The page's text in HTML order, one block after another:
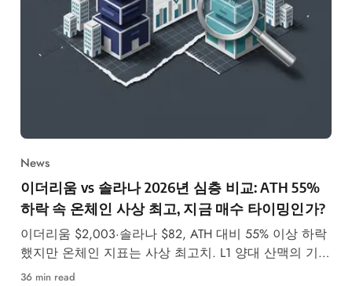
News
이더리움 vs 솔라나 2026년 심층 비교: ATH 55%
하락 속 온체인 사상 최고, 지금 매수 타이밍인가?
이더리움 $2,003·솔라나 $82, ATH 대비 55% 이상 하락
했지만 온체인 지표는 사상 최고치. L1 양대 산맥의 기술
적 분석과 투자 전망을 심층 비교합니다.
36 min read